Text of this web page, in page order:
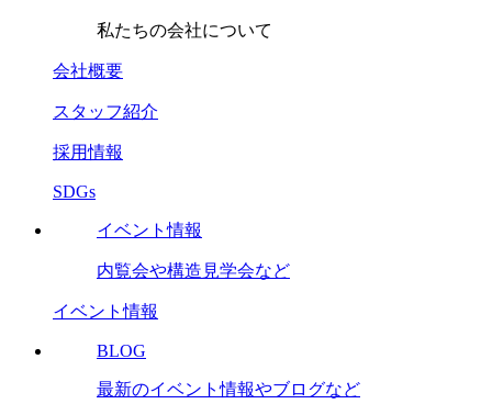
私たちの会社について
会社概要
スタッフ紹介
採用情報
SDGs
イベント情報
内覧会や構造見学会など
イベント情報
BLOG
最新のイベント情報やブログなど